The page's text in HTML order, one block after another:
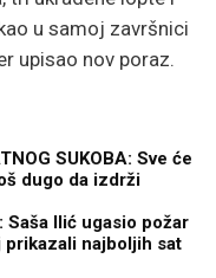
u samoj završnici
upisao nov poraz.
SUKOBA: Sve će
dugo da izdrži
Saša Ilić ugasio požar
najboljih sat